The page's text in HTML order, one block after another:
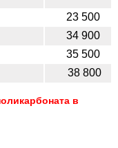
23 500
34 900
35 500
38 800
в